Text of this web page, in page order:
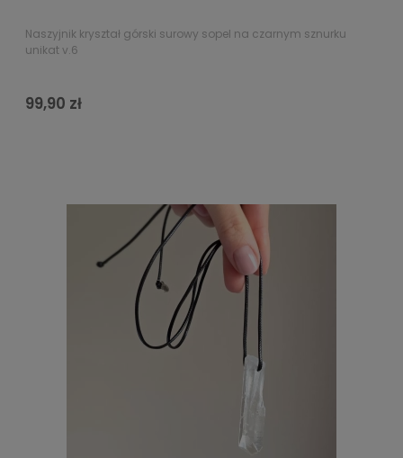
Naszyjnik kryształ górski surowy sopel na czarnym sznurku
unikat v.6
99,90 zł